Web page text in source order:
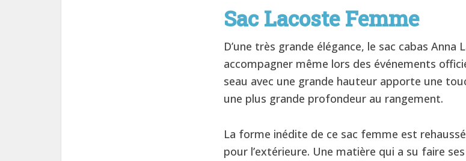
Sac Lacoste Femme
D’une très grande élégance, le sac cabas Anna
accompagner même lors des événements
seau avec une grande hauteur apporte une
une plus grande profondeur au rangement.
La forme inédite de ce sac femme est
pour l’extérieure. Une matière qui a su faire